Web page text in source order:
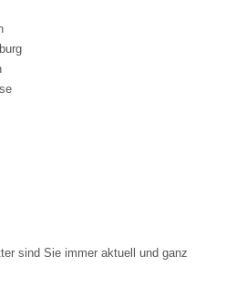
sind Sie immer aktuell und ganz